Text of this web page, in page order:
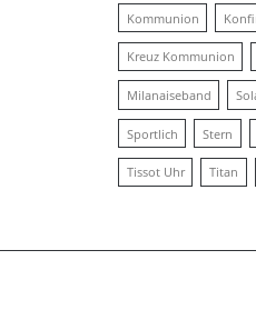
Kommunion
Kreuz Kommunion
Milanaiseband
Sportlich Stern
Tissot Uhr Titan